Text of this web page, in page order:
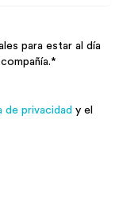
para estar al día
*
de privacidad y el